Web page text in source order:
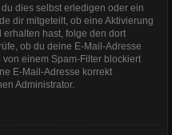
dies selbst erledigen oder ein
dir mitgeteilt, ob eine Aktivierung
erhalten hast, folge den dort
ob du deine E-Mail-Adresse
einem Spam-Filter blockiert
E-Mail-Adresse korrekt
Administrator.